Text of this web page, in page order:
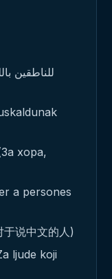
хора,
a persones
说中文的人)
ljude koji